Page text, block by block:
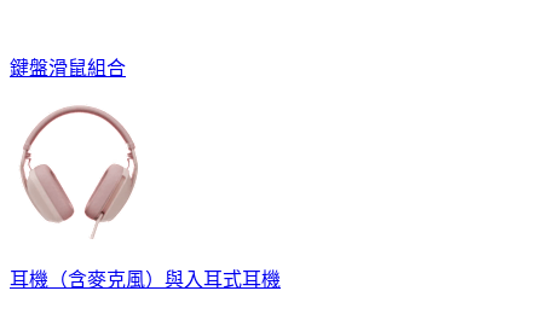
鍵盤滑鼠組合
耳機（含麥克風）與入耳式耳機